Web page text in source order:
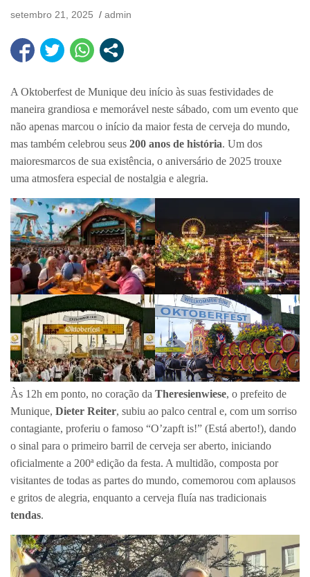
setembro 21, 2025 admin
A Oktoberfest de Munique deu início às suas festividades de
maneira grandiosa e memorável neste sábado, com um evento que
não apenas marcou o início da maior festa de cerveja do mundo,
mas também celebrou seus 200 anos de história. Um dos
maioresmarcos de sua existência, o aniversário de 2025 trouxe
uma atmosfera especial de nostalgia e alegria.
Às 12h em ponto, no coração da Theresienwiese, o prefeito de
Munique, Dieter Reiter, subiu ao palco central e, com um sorriso
contagiante, proferiu o famoso “O’zapft is!” (Está aberto!), dando
o sinal para o primeiro barril de cerveja ser aberto, iniciando
oficialmente a 200ª edição da festa. A multidão, composta por
visitantes de todas as partes do mundo, comemorou com aplausos
e gritos de alegria, enquanto a cerveja fluía nas tradicionais
tendas.